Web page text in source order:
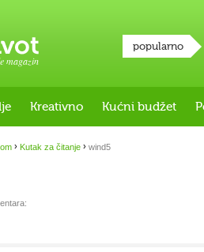
magazin
popularno
Kreativno Kućni budžet
› Kutak za čitanje › wind5